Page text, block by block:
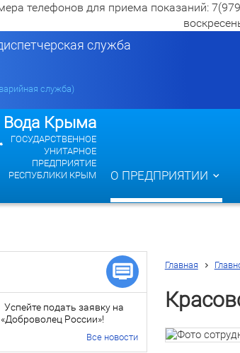
телефонов для приема показаний:
служба
служба)
Вода Крыма
ГОСУДАРСТВЕННОЕ
УНИТАРНОЕ
ПРЕДПРИЯТИЕ
РЕСПУБЛИКИ КРЫМ
О ПРЕДПРИЯТИИ
Главная
Успейте подать заявку на
России»!
Все новости